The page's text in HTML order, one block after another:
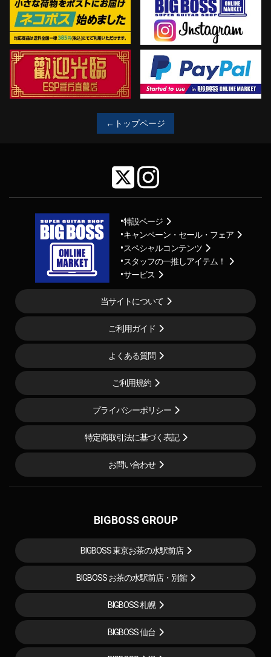
←トップページ
特設ページ
キャンペーン・セール・フェア
スペシャルコンテンツ
スタッフの一推しアイテム！
サービス
当サイトについて
ご利用ガイド
よくある質問
ご利用規約
プライバシーポリシー
特定商取引法に基づく表記
お問い合わせ
BIGBOSS GROUP
BIGBOSS 東京お茶の水駅前店
BIGBOSS お茶の水駅前店・別館
BIGBOSS 札幌
BIGBOSS 仙台